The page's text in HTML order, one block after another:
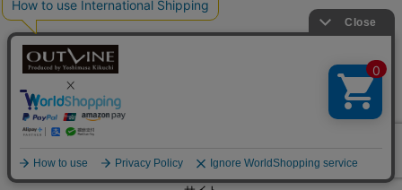
会社概要 利用規約 問い合わせ
広告掲